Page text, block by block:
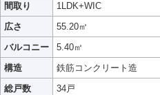
間取り
1LDK+WIC
広さ
55.20㎡
バルコニー
5.40㎡
構造
鉄筋コンクリート造
総戸数
34戸